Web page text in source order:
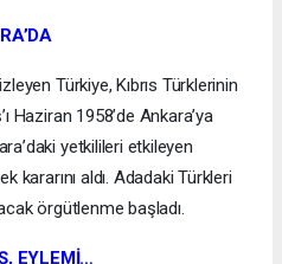
Türkiye, Kıbrıs Türklerinin
Haziran 1958’de Ankara’ya
yetkilileri etkileyen
kararını aldı. Adadaki Türkleri
örgütlenme başladı.
EYLEMİ…